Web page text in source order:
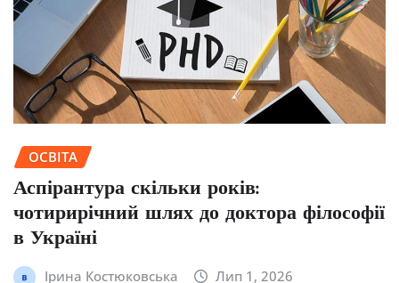
ОСВІТА
Аспірантура скільки років:
чотирирічний шлях до доктора філософії
в Україні
Ірина Костюковська Лип 1, 2026